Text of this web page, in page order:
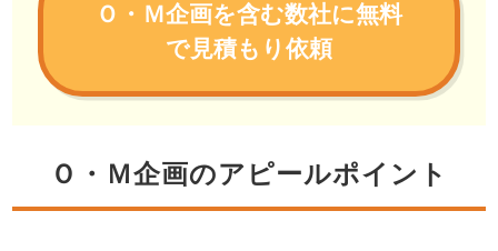
Ｏ・Ｍ企画を含む数社に無料
で見積もり依頼
Ｏ・Ｍ企画のアピールポイント